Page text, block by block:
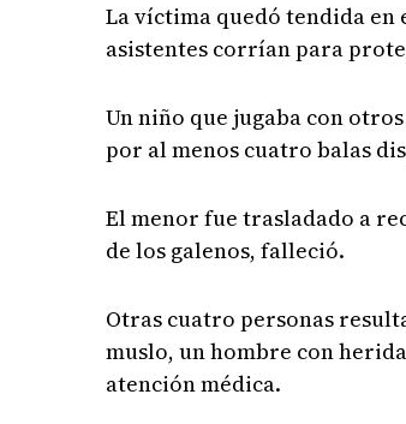
La víctima quedó tendida
asistentes corrían para
Un niño que jugaba con
por al menos cuatro balas
El menor fue trasladado a
de los galenos, falleció.
Otras cuatro personas
muslo, un hombre con
atención médica.